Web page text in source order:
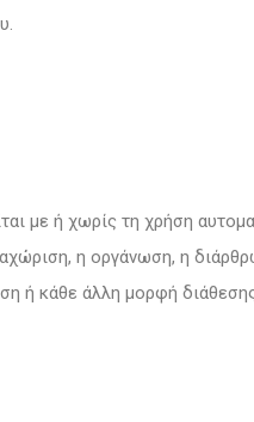
με ή χωρίς τη χρήση
η οργάνωση, η
ή κάθε άλλη μορφή